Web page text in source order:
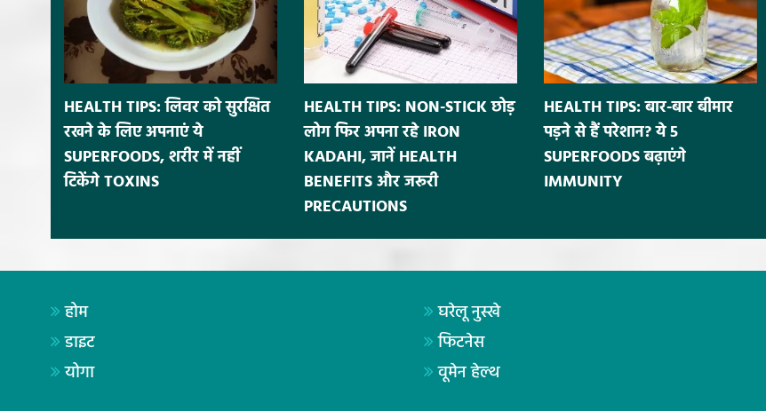
HEALTH TIPS: लिवर को सुरक्षित
रखने के लिए अपनाएं ये
SUPERFOODS, शरीर में नहीं
टिकेंगे TOXINS
HEALTH TIPS: NON-STICK छोड़
लोग फिर अपना रहे IRON
KADAHI, जानें HEALTH
BENEFITS और जरूरी
PRECAUTIONS
HEALTH TIPS: बार-बार बीमार
पड़ने से हैं परेशान? ये 5
SUPERFOODS बढ़ाएंगे
IMMUNITY
होम
डाइट
योगा
घरेलू नुस्खे
फिटनेस
वूमेन हेल्थ